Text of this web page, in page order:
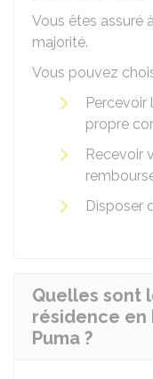
Vous êtes assuré
majorité.
Vous pouvez
propre
Recevoir
Disposer
Quelles sont
résidence en
Puma ?